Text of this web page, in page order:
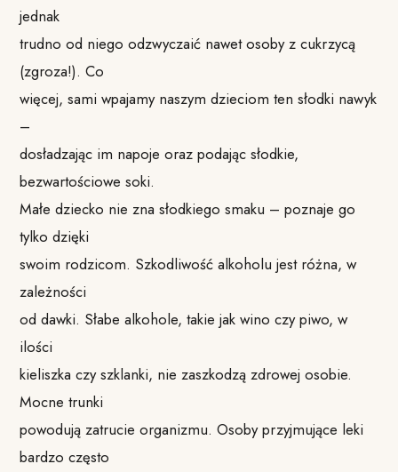
jednak
trudno od niego odzwyczaić nawet osoby z cukrzycą
(zgroza!). Co
więcej, sami wpajamy naszym dzieciom ten słodki nawyk
–
dosładzając im napoje oraz podając słodkie,
bezwartościowe soki.
Małe dziecko nie zna słodkiego smaku – poznaje go
tylko dzięki
swoim rodzicom. Szkodliwość alkoholu jest różna, w
zależności
od dawki. Słabe alkohole, takie jak wino czy piwo, w
ilości
kieliszka czy szklanki, nie zaszkodzą zdrowej osobie.
Mocne trunki
powodują zatrucie organizmu. Osoby przyjmujące leki
bardzo często